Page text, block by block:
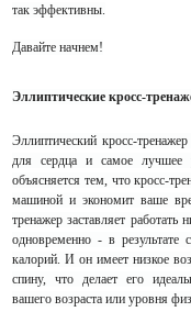
так эффективны.
Давайте начнем!
Эллиптические кросс-
Эллиптический кросс-
для сердца и самое лучшее
объясняется тем, что кросс-
машиной и экономит ваше
тренажер заставляет
одновременно - в результате
калорий. И он имеет низкое
спину, что делает его
вашего возраста или уровня